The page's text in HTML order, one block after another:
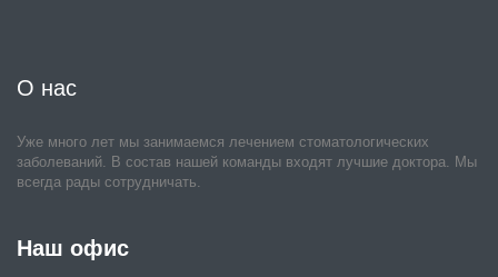
О нас
Уже много лет мы занимаемся лечением стоматологических
заболеваний. В состав нашей команды входят лучшие доктора. Мы
всегда рады сотрудничать.
Наш офис